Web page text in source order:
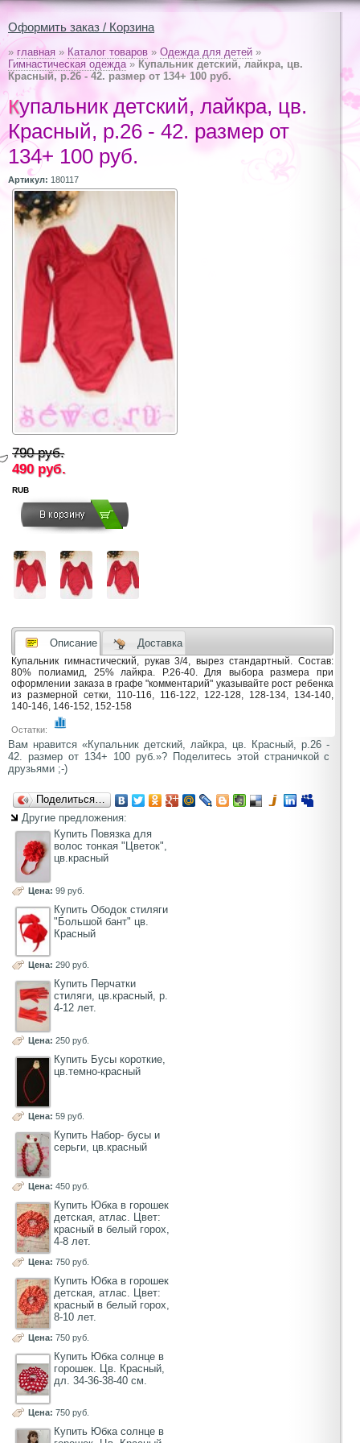
Оформить заказ / Корзина
» главная » Каталог товаров » Одежда для детей »
Гимнастическая одежда» Купальник детский, лайкра, цв.
Красный, р.26 - 42. размер от 134+ 100 руб.
Купальник детский, лайкра, цв.
Красный, р.26 - 42. размер от
134+ 100 руб.
Артикул: 180117
790 руб.
490 руб.
RUB
Описание Доставка
Купальник гимнастический, рукав 3/4, вырез стандартный. Состав:
80% полиамид, 25% лайкра. Р.26-40. Для выбора размера при
оформлении заказа в графе "комментарий" указывайте рост ребенка
из размерной сетки, 110-116, 116-122, 122-128, 128-134, 134-140,
140-146, 146-152, 152-158
Остатки:
Вам нравится «Купальник детский, лайкра, цв. Красный, р.26 -
42. размер от 134+ 100 руб.»? Поделитесь этой страничкой с
друзьями ;-)
Поделиться…
Другие предложения:
Купить Повязка для
волос тонкая "Цветок",
цв.красный
Цена: 99 руб.
Купить Ободок стиляги
"Большой бант" цв.
Красный
Цена: 290 руб.
Купить Перчатки
стиляги, цв.красный, р.
4-12 лет.
Цена: 250 руб.
Купить Бусы короткие,
цв.темно-красный
Цена: 59 руб.
Купить Набор- бусы и
серьги, цв.красный
Цена: 450 руб.
Купить Юбка в горошек
детская, атлас. Цвет:
красный в белый горох,
4-8 лет.
Цена: 750 руб.
Купить Юбка в горошек
детская, атлас. Цвет:
красный в белый горох,
8-10 лет.
Цена: 750 руб.
Купить Юбка солнце в
горошек. Цв. Красный,
дл. 34-36-38-40 см.
Цена: 750 руб.
Купить Юбка солнце в